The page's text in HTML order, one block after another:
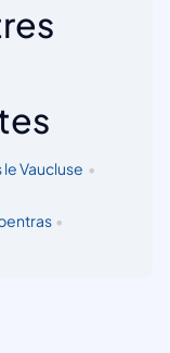
le Vaucluse •
•